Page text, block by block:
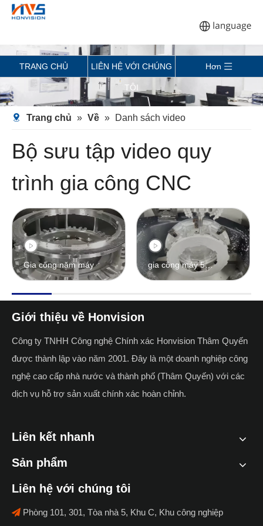
TRANG CHỦ LIÊN HỆ VỚI CHÚNG
TÔI
Hơn
Trang chủ » Về » Danh sách video
Bộ sưu tập video quy
trình gia công CNC
Gia công năm máy
gia công máy 5
trục
Giới thiệu về Honvision
Công ty TNHH Công nghệ Chính xác Honvision Thâm Quyến
được thành lập vào năm 2001. Đây là một doanh nghiệp công
nghệ cao cấp nhà nước và thành phố (Thâm Quyến) với các
dịch vụ hỗ trợ sản xuất chính xác hoàn chỉnh.
Liên kết nhanh
Sản phẩm
Liên hệ với chúng tôi
 Phòng 101, 301, Tòa nhà 5, Khu C, Khu công nghiệp